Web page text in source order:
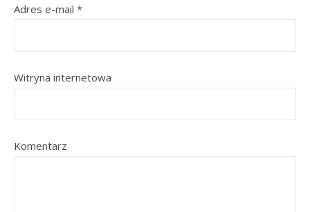
Adres e-mail *
Witryna internetowa
Komentarz